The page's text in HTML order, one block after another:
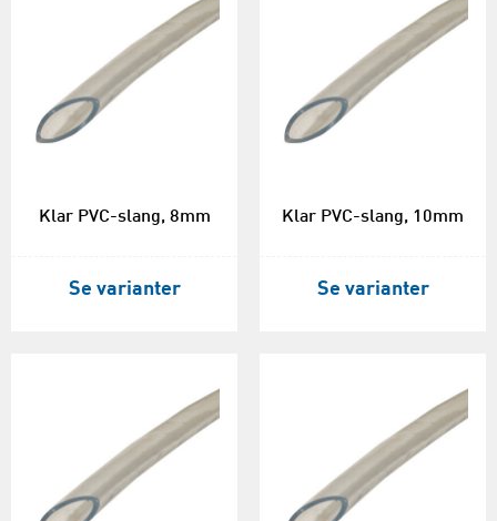
Klar PVC-slang, 8mm
Se varianter
Klar PVC-slang, 10mm
Se varianter